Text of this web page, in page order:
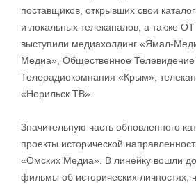
поставщиков, открывших свои
и локальных телеканалов, а также
выступили медиахолдинг «Ямал-
Медиа», Общественное Телевидение
Телерадиокомпания «Крым»,
«Норильск ТВ».
Значительную часть обновленного
проекты исторической
«Омских Медиа». В линейку вошли
фильмы об исторических личностях,